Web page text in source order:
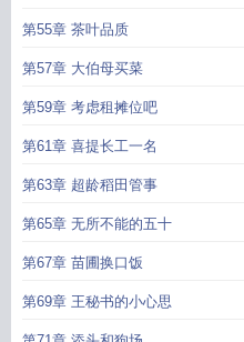
第55章 茶叶品质
第57章 大伯母买菜
第59章 考虑租摊位吧
第61章 喜提长工一名
第63章 超龄稻田管事
第65章 无所不能的五十
第67章 苗圃换口饭
第69章 王秘书的小心思